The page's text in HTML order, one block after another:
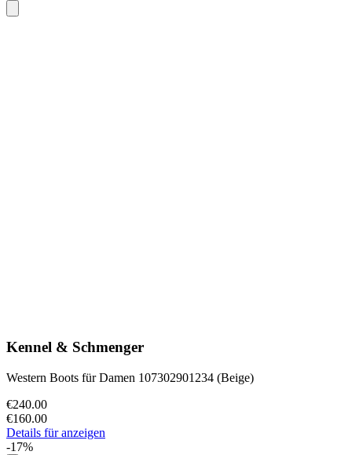
Kennel & Schmenger
Western Boots für Damen 107302901234 (Beige)
€240.00
€160.00
Details für anzeigen
-17%